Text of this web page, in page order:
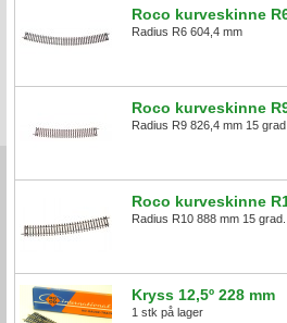
Roco kurveskinne
Radius R6 604,4 mm
Roco kurveskinne
Radius R9 826,4 mm 15
Roco kurveskinne
Radius R10 888 mm 15 grad.
Kryss 12,5º 228 mm
1 stk på lager